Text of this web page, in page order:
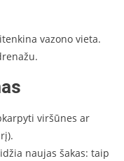
vazono vieta.
viršūnes ar
naujas šakas: taip